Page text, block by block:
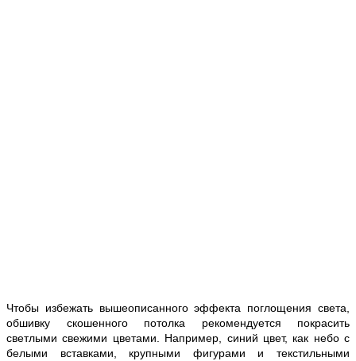
Чтобы избежать вышеописанного эффекта поглощения света,
обшивку скошенного потолка рекомендуется покрасить
светлыми свежими цветами. Например, синий цвет, как небо с
белыми вставками, крупными фигурами и текстильными